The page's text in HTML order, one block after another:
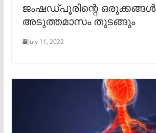
ജംഷഡ്പൂരിന്റെ ഒരുക്കങ്ങൾ
അടുത്തമാസം തുടങ്ങും
July 11, 2022